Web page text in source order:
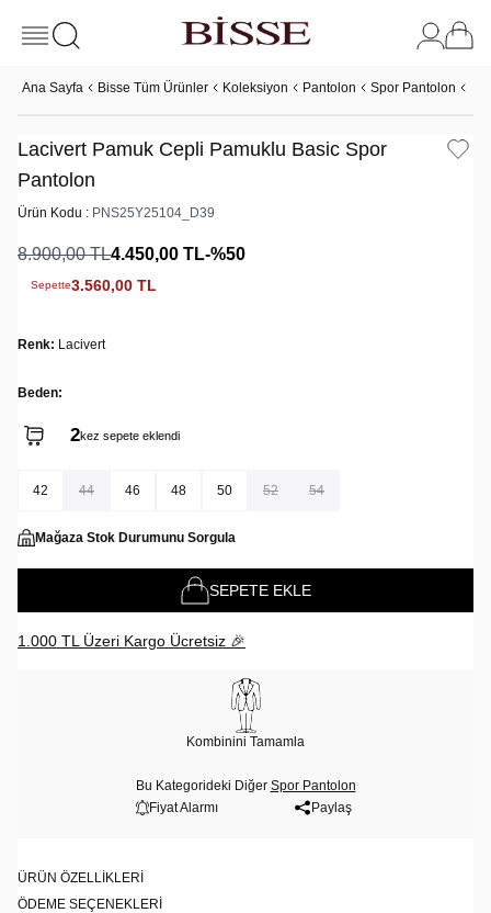
Ana Sayfa Bisse Tüm Ürünler Koleksiyon Pantolon Spor Pantolon
Lacivert Pamuk Cepli Pamuklu Basic Spor
Pantolon
Ürün Kodu : PNS25Y25104_D39
8.900,00TL4.450,00 TL-%50
Sepette3.560,00 TL
Renk: Lacivert
Beden:
2kez sepete eklendi
42 44 46 48 50 52 54
Mağaza Stok Durumunu Sorgula
SEPETE EKLE
1.000 TL Üzeri Kargo Ücretsiz 🎉
Kombinini Tamamla
Bu Kategorideki Diğer Spor Pantolon
Fiyat Alarmı
Paylaş
ÜRÜN ÖZELLIKLERI
ÖDEME SEÇENEKLERI